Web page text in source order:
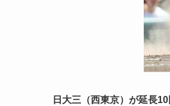
日大三（西東京）が延長